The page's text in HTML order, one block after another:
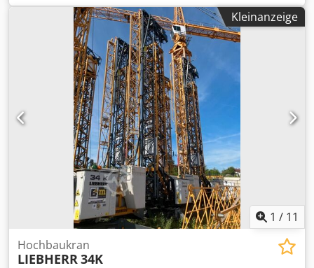
Ausladung 2c) Funkfernsteuerung Dcjdpozkz Hwsfx Am Rjk
2d) Kleinsteuerpult 3a) komplett mit Pyramiden 7)
Stromabnehmer für endloses Drehen 8) Positioniermodus
MICROMOVE 9) Gussballast mit 4x Betonballast a 910kg
Standort: Regensburg
Kleinanzeige
1 / 11
Hochbaukran
LIEBHERR 34K